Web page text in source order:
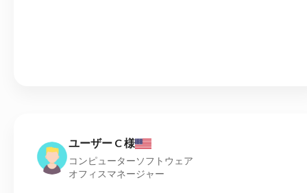
ユーザー C 様
コンピューターソフトウェア
オフィスマネージャー